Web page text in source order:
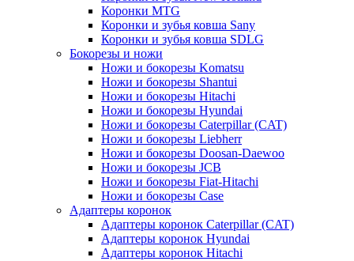
Коронки MTG
Коронки и зубья ковша Sany
Коронки и зубья ковша SDLG
Бокорезы и ножи
Ножи и бокорезы Komatsu
Ножи и бокорезы Shantui
Ножи и бокорезы Hitachi
Ножи и бокорезы Hyundai
Ножи и бокорезы Caterpillar (CAT)
Ножи и бокорезы Liebherr
Ножи и бокорезы Doosan-Daewoo
Ножи и бокорезы JCB
Ножи и бокорезы Fiat-Hitachi
Ножи и бокорезы Case
Адаптеры коронок
Адаптеры коронок Caterpillar (CAT)
Адаптеры коронок Hyundai
Адаптеры коронок Hitachi